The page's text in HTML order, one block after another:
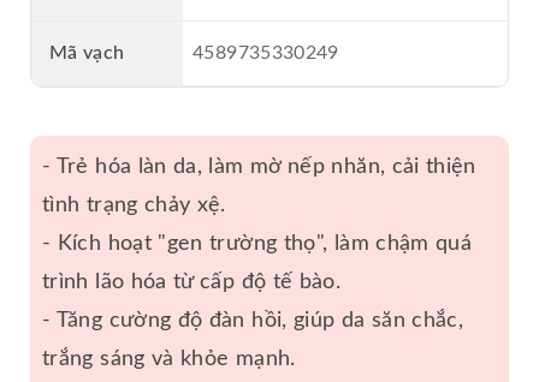
Mã vạch 4589735330249
- Trẻ hóa làn da, làm mờ nếp nhăn, cải thiện
tình trạng chảy xệ.
- Kích hoạt "gen trường thọ", làm chậm quá
trình lão hóa từ cấp độ tế bào.
- Tăng cường độ đàn hồi, giúp da săn chắc,
trắng sáng và khỏe mạnh.